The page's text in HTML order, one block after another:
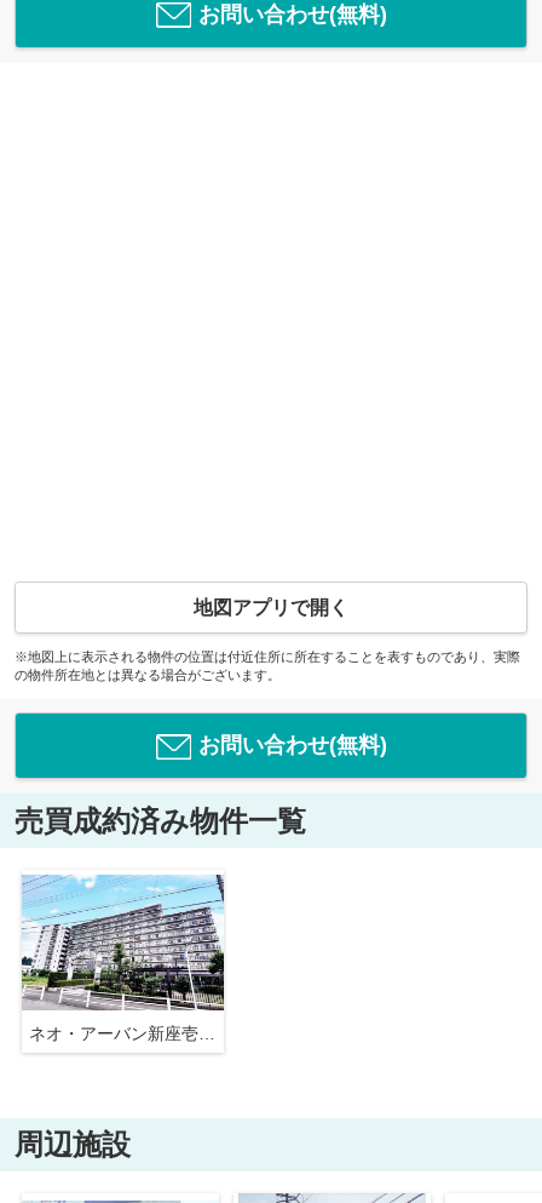
お問い合わせ(無料)
地図アプリで開く
※地図上に表示される物件の位置は付近住所に所在することを表すものであり、実際
の物件所在地とは異なる場合がございます。
お問い合わせ(無料)
売買成約済み物件一覧
ネオ・アーバン新座壱番館
周辺施設